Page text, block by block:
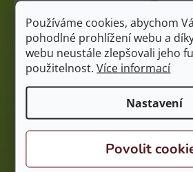
Používáme cookies, abychom
pohodlné prohlížení webu a
webu neustále zlepšovali jeho
použitelnost.Více informací
Nastavení
MagicBrush
Berkel
Equine74